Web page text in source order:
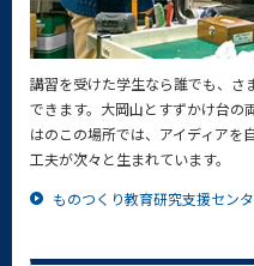
講習を受けた学生なら誰でも、さ
できます。大岡山とすずかけ台の
はのこの場所では、アイディアを
工夫が次々と生まれています。
ものつくり教育研究支援セン